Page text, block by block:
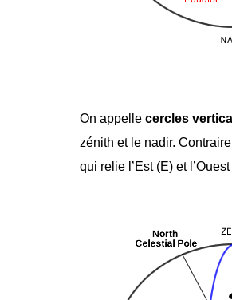
On appelle cercles
zénith et le nadir.
qui relie l’Est (E) et